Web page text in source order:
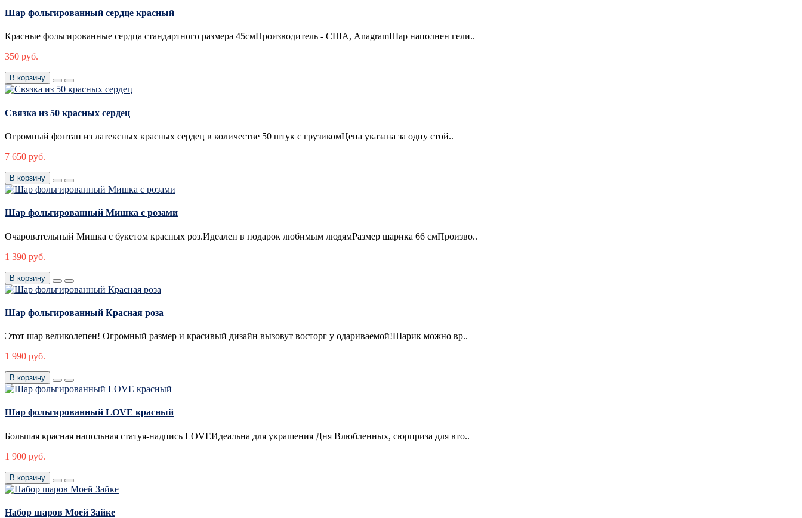
Шар фольгированный сердце красный
Красные фольгированные сердца стандартного размера 45смПроизводитель - США, AnagramШар наполнен гели..
350 руб.
В корзину
Связка из 50 красных сердец
Огромный фонтан из латексных красных сердец в количестве 50 штук с грузикомЦена указана за одну стой..
7 650 руб.
В корзину
Шар фольгированный Мишка с розами
Очаровательный Мишка с букетом красных роз.Идеален в подарок любимым людямРазмер шарика 66 смПроизво..
1 390 руб.
В корзину
Шар фольгированный Красная роза
Этот шар великолепен! Огромный размер и красивый дизайн вызовут восторг у одариваемой!Шарик можно вр..
1 990 руб.
В корзину
Шар фольгированный LOVE красный
Большая красная напольная статуя-надпись LOVEИдеальна для украшения Дня Влюбленных, сюрприза для вто..
1 900 руб.
В корзину
Набор шаров Моей Зайке